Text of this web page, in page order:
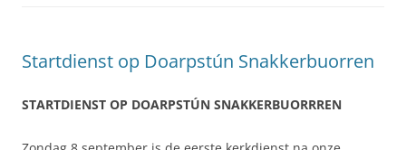
Startdienst op Doarpstún Snakkerbuorren
STARTDIENST OP DOARPSTÚN SNAKKERBUORRREN